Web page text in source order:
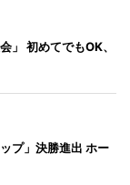
」 初めてでもOK、
プ」決勝進出 ホー